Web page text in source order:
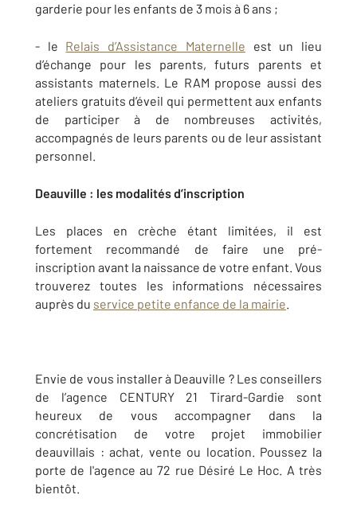
garderie pour les enfants de 3 mois à 6 ans ;
- le Relais d’Assistance Maternelle est un lieu
d’échange pour les parents, futurs parents et
assistants maternels. Le RAM propose aussi des
ateliers gratuits d’éveil qui permettent aux enfants
de participer à de nombreuses activités,
accompagnés de leurs parents ou de leur assistant
personnel.
Deauville : les modalités d’inscription
Les places en crèche étant limitées, il est
fortement recommandé de faire une pré-
inscription avant la naissance de votre enfant. Vous
trouverez toutes les informations nécessaires
auprès du service petite enfance de la mairie.
Envie de vous installer à Deauville ? Les conseillers
de l’agence CENTURY 21 Tirard-Gardie sont
heureux de vous accompagner dans la
concrétisation de votre projet immobilier
deauvillais : achat, vente ou location. Poussez la
porte de l'agence au 72 rue Désiré Le Hoc. A très
bientôt.